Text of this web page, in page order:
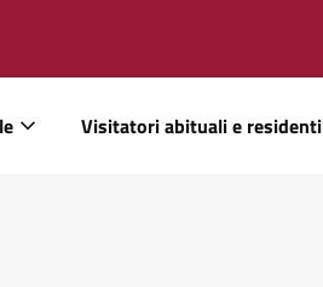
Visitatori abituali e residenti